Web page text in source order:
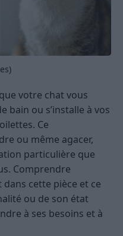
votre chat vous
bain ou s’installe à vos
Ce
ou même agacer,
particulière que
Comprendre
cette pièce et ce
ou de son état
à ses besoins et à